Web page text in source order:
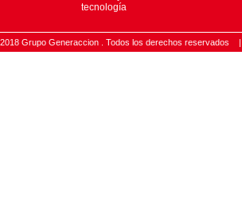
tecnología
2018 Grupo Generaccion . Todos los derechos reservados |